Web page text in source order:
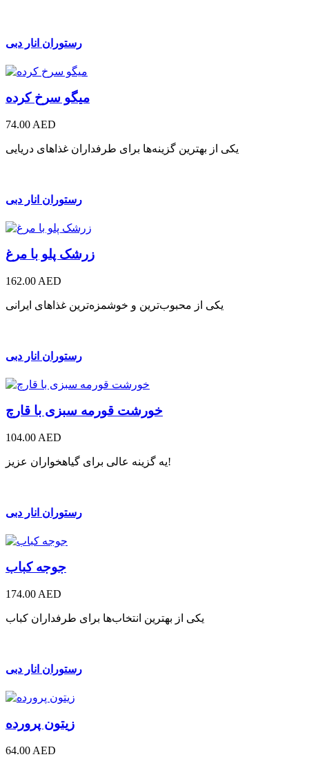
رستوران انار دبی
میگو سرخ کرده
74.00 AED
یکی از بهترین گزینه‌ها برای طرفداران غذاهای دریایی
رستوران انار دبی
زرشک پلو با مرغ
162.00 AED
یکی از محبوب‌ترین و خوشمزه‌ترین غذاهای ایرانی
رستوران انار دبی
خورشت قورمه سبزی با قارچ
104.00 AED
یه گزینه عالی برای گیاهخواران عزیز!
رستوران انار دبی
جوجه کباب
174.00 AED
یکی از بهترین انتخاب‌ها برای طرفداران کباب
رستوران انار دبی
زیتون پرورده
64.00 AED